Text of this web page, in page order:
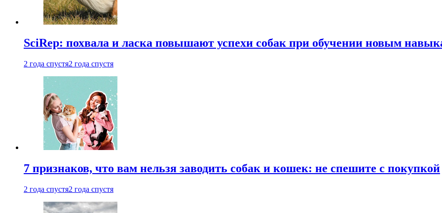
SciRep: похвала и ласка повышают успехи собак при обучении новым
2 года спустя2 года спустя
7 признаков, что вам нельзя заводить собак и кошек: не спешите с покупкой
2 года спустя2 года спустя